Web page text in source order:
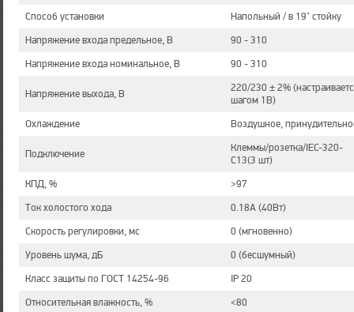
Способ установки
Напольный / в 19" стойку
Напряжение входа предельное, В
90 - 310
Напряжение входа номинальное, В
90 - 310
Напряжение выхода, В
220/230 ± 2%
шагом 1В)
Охлаждение
Воздушное,
Подключение
Клеммы/розетка/IEC-320-
C13(3 шт)
КПД, %
>97
Ток холостого хода
0.18А (40Вт)
Скорость регулировки, мс
0 (мгновенно)
Уровень шума, дБ
0 (бесшумный)
Класс защиты по ГОСТ 14254-96
IP 20
Относительная влажность, %
<80